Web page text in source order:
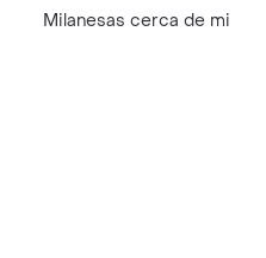
Milanesas cerca de mi